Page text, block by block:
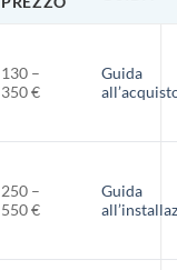
130 –
350 €
Guida
250 –
550 €
Guida